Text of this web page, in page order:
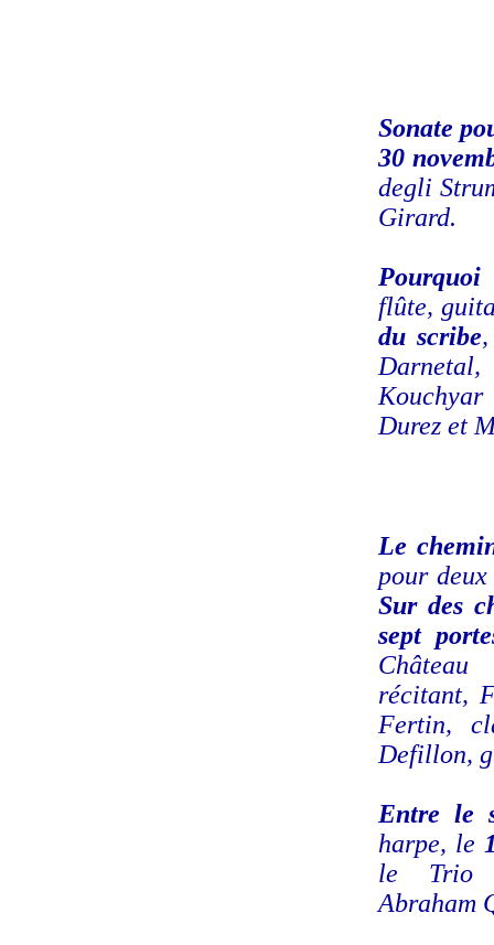
Sonate
30
degli
Girard.
Pourquoi
flûte,
du scribe
Durez et
Le
pour
Sur des
sept
récitant,
Fertin,
Defillon,
Entre le
harpe, le
le Trio
Abraham